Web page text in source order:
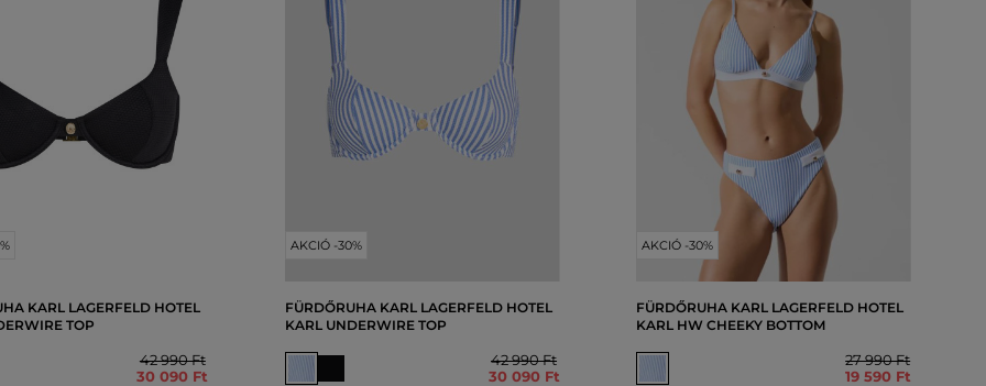
KARL LAGERFELD HOTEL
TOP
42 990 Ft
30 090 Ft
AKCIÓ -30%
FÜRDŐRUHA KARL LAGERFELD HOTEL
KARL UNDERWIRE TOP
42 990 Ft
30 090 Ft
AKCIÓ -30%
FÜRDŐRUHA KARL LAGERFELD HOTEL
KARL HW CHEEKY BOTTOM
27 990 Ft
19 590 Ft